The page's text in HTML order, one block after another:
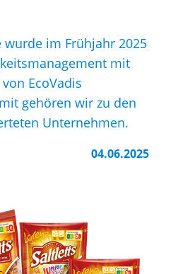
wurde im Frühjahr 2025
mit
EcoVadis
gehören wir zu den
Unternehmen.
04.06.2025